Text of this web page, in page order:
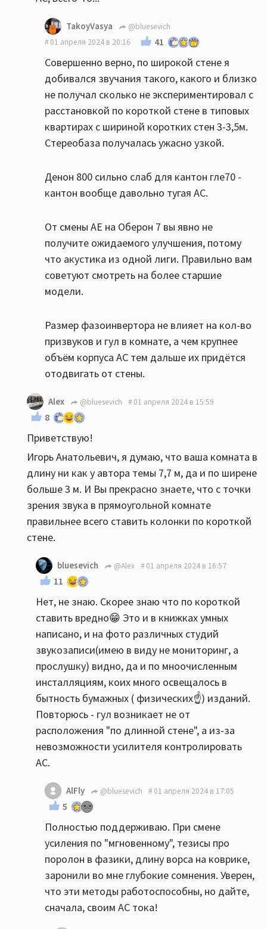
TakoyVasya
@bluesevich
01 апреля 2024 в 20:16
41
Совершенно верно, по широкой стене я
добивался звучания такого, какого и близко
не получал сколько не экспериментировал с
расстановкой по короткой стене в типовых
квартирах с шириной коротких стен 3-3,5м.
Стереобаза получалась ужасно узкой.
Денон 800 сильно слаб для кантон гле70 -
кантон вообще давольно тугая АС.
От смены АЕ на Оберон 7 вы явно не
получите ожидаемого улучшения, потому
что акустика из одной лиги. Правильно вам
советуют смотреть на более старшие
модели.
Размер фазоинвертора не влияет на кол-во
призвуков и гул в комнате, а чем крупнее
объём корпуса АС тем дальше их придётся
отодвигать от стены.
Alex @bluesevich 01 апреля 2024 в 15:59
8
Приветствую!
Игорь Анатольевич, я думаю, что ваша комната в
длину ни как у автора темы 7,7 м, да и по ширене
больше 3 м. И Вы прекрасно знаете, что с точки
зрения звука в прямоугольной комнате
правильнее всего ставить колонки по короткой
стене.
bluesevich @Alex 01 апреля 2024 в 16:57
11
Нет, не знаю. Скорее знаю что по короткой
ставить вредно😁 Это и в книжках умных
написано, и на фото различных студий
звукозаписи(имею в виду не мониторинг, а
прослушку) видно, да и по мноочисленным
инсталляциям, коих много освещалось в
бытность бумажных ( физических☝️) изданий.
Повторюсь - гул возникает не от
расположения "по длинной стене", а из-за
невозможности усилителя контролировать
АС.
AlFly @bluesevich 01 апреля 2024 в 17:05
5
Полностью поддерживаю. При смене
усиления по "мгновенному", тезисы про
поролон в фазики, длину ворса на коврике,
заронили во мне глубокие сомнения. Уверен,
что эти методы работоспособны, но дайте,
сначала, своим АС тока!